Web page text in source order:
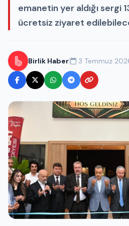
emanetin yer aldığı sergi
ücretsiz ziyaret
Birlik Haber| 3 Temmuz